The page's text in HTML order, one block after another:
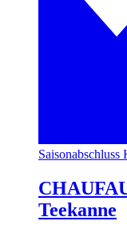
Saisonabschluss
Teekanne